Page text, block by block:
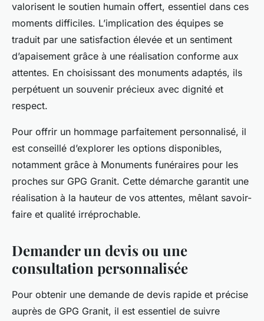
valorisent le soutien humain offert, essentiel dans ces
moments difficiles. L’implication des équipes se
traduit par une satisfaction élevée et un sentiment
d’apaisement grâce à une réalisation conforme aux
attentes. En choisissant des monuments adaptés, ils
perpétuent un souvenir précieux avec dignité et
respect.
Pour offrir un hommage parfaitement personnalisé, il
est conseillé d’explorer les options disponibles,
notamment grâce à Monuments funéraires pour les
proches sur GPG Granit. Cette démarche garantit une
réalisation à la hauteur de vos attentes, mêlant savoir-
faire et qualité irréprochable.
Demander un devis ou une
consultation personnalisée
Pour obtenir une demande de devis rapide et précise
auprès de GPG Granit, il est essentiel de suivre